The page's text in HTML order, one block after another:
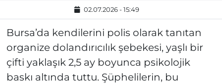
02.07.2026 - 15:49
Bursa’da kendilerini polis olarak tanıtan
organize dolandırıcılık şebekesi, yaşlı bir
çifti yaklaşık 2,5 ay boyunca psikolojik
baskı altında tuttu. Şüphelilerin, bu